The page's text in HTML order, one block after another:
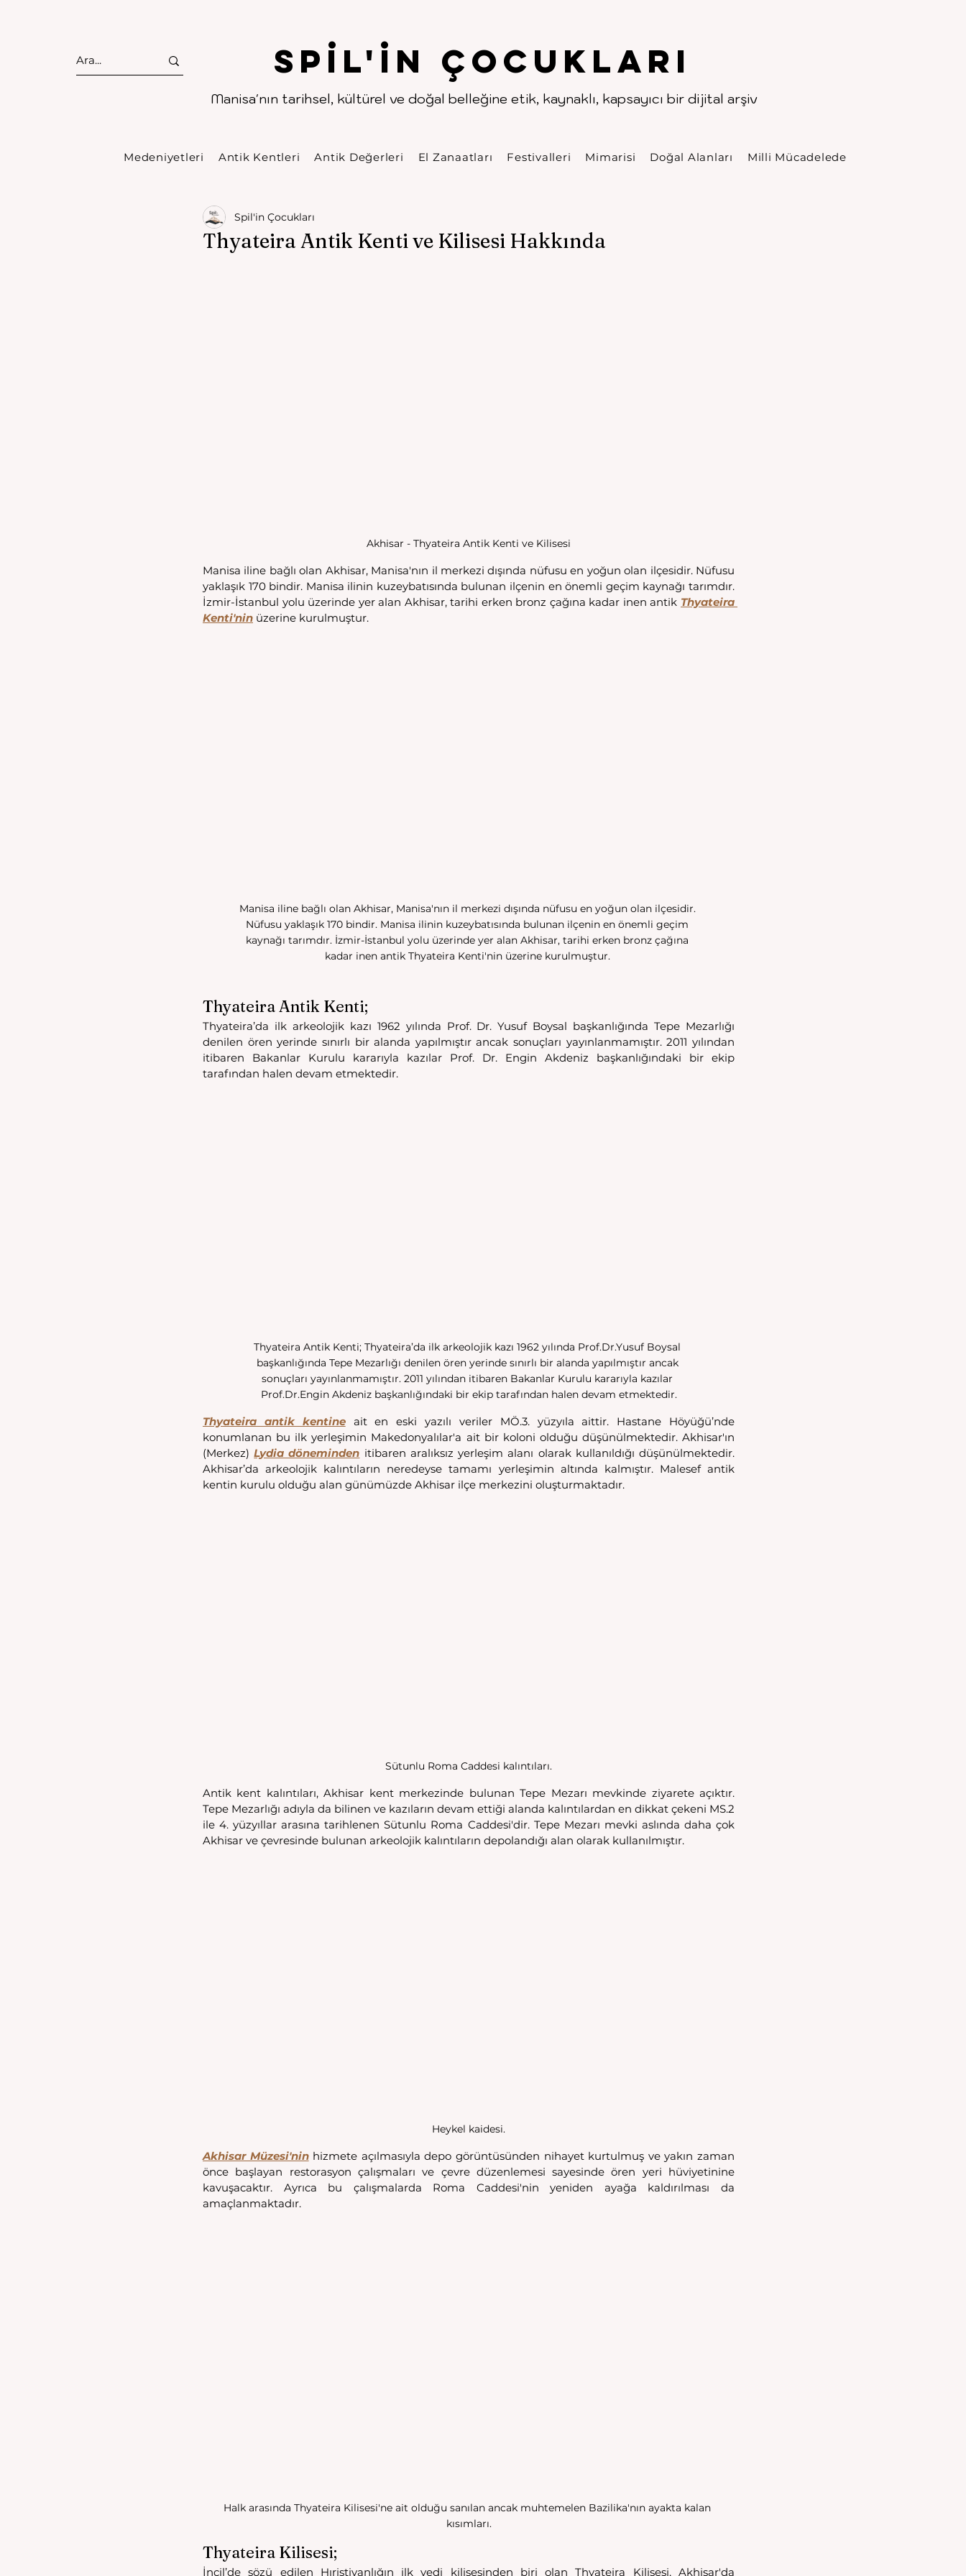
Spıl'in Çocukları
Manisa'nın tarihsel, kültürel ve doğal belleğine etik, kaynaklı, kapsayıcı bir dijital arşiv
. .
Medeniyetleri Antik Kentleri Antik Değerleri El Zanaatları Festivalleri Mimarisi Doğal Alanları Milli Mücadelede
Thyateira Antik Kenti ve Kilisesi Hakkında
Spil'in Çocukları
Akhisar - Thyateira Antik Kenti ve Kilisesi
Manisa iline bağlı olan Akhisar, Manisa'nın il merkezi dışında nüfusu en yoğun olan ilçesidir. Nüfusu
yaklaşık 170 bindir. Manisa ilinin kuzeybatısında bulunan ilçenin en önemli geçim kaynağı tarımdır.
İzmir-İstanbul yolu üzerinde yer alan Akhisar, tarihi erken bronz çağına kadar inen antik Thyateira
Kenti'nin üzerine kurulmuştur.
Manisa iline bağlı olan Akhisar, Manisa'nın il merkezi dışında nüfusu en yoğun olan ilçesidir.
Nüfusu yaklaşık 170 bindir. Manisa ilinin kuzeybatısında bulunan ilçenin en önemli geçim
kaynağı tarımdır. İzmir-İstanbul yolu üzerinde yer alan Akhisar, tarihi erken bronz çağına
kadar inen antik Thyateira Kenti'nin üzerine kurulmuştur.
Thyateira Antik Kenti;
Thyateira’da ilk arkeolojik kazı 1962 yılında Prof. Dr. Yusuf Boysal başkanlığında Tepe Mezarlığı
denilen ören yerinde sınırlı bir alanda yapılmıştır ancak sonuçları yayınlanmamıştır. 2011 yılından
itibaren Bakanlar Kurulu kararıyla kazılar Prof. Dr. Engin Akdeniz başkanlığındaki bir ekip
tarafından halen devam etmektedir.
Thyateira Antik Kenti; Thyateira’da ilk arkeolojik kazı 1962 yılında Prof.Dr.Yusuf Boysal
başkanlığında Tepe Mezarlığı denilen ören yerinde sınırlı bir alanda yapılmıştır ancak
sonuçları yayınlanmamıştır. 2011 yılından itibaren Bakanlar Kurulu kararıyla kazılar
Prof.Dr.Engin Akdeniz başkanlığındaki bir ekip tarafından halen devam etmektedir.
Thyateira antik kentine ait en eski yazılı veriler MÖ.3. yüzyıla aittir. Hastane Höyüğü’nde
konumlanan bu ilk yerleşimin Makedonyalılar'a ait bir koloni olduğu düşünülmektedir. Akhisar'ın
(Merkez) Lydia döneminden itibaren aralıksız yerleşim alanı olarak kullanıldığı düşünülmektedir.
Akhisar’da arkeolojik kalıntıların neredeyse tamamı yerleşimin altında kalmıştır. Malesef antik
kentin kurulu olduğu alan günümüzde Akhisar ilçe merkezini oluşturmaktadır.
Sütunlu Roma Caddesi kalıntıları.
Antik kent kalıntıları, Akhisar kent merkezinde bulunan Tepe Mezarı mevkinde ziyarete açıktır.
Tepe Mezarlığı adıyla da bilinen ve kazıların devam ettiği alanda kalıntılardan en dikkat çekeni MS.2
ile 4. yüzyıllar arasına tarihlenen Sütunlu Roma Caddesi'dir. Tepe Mezarı mevki aslında daha çok
Akhisar ve çevresinde bulunan arkeolojik kalıntıların depolandığı alan olarak kullanılmıştır.
Heykel kaidesi.
Akhisar Müzesi'nin hizmete açılmasıyla depo görüntüsünden nihayet kurtulmuş ve yakın zaman
önce başlayan restorasyon çalışmaları ve çevre düzenlemesi sayesinde ören yeri hüviyetinine
kavuşacaktır. Ayrıca bu çalışmalarda Roma Caddesi'nin yeniden ayağa kaldırılması da
amaçlanmaktadır.
Halk arasında Thyateira Kilisesi'ne ait olduğu sanılan ancak muhtemelen Bazilika'nın ayakta kalan
kısımları.
Thyateira Kilisesi;
İncil’de sözü edilen Hıristiyanlığın ilk yedi kilisesinden biri olan Thyateira Kilisesi, Akhisar'da